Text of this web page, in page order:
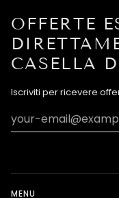
OFFERTE
CASELLA
Iscriviti per ricevere
MENU